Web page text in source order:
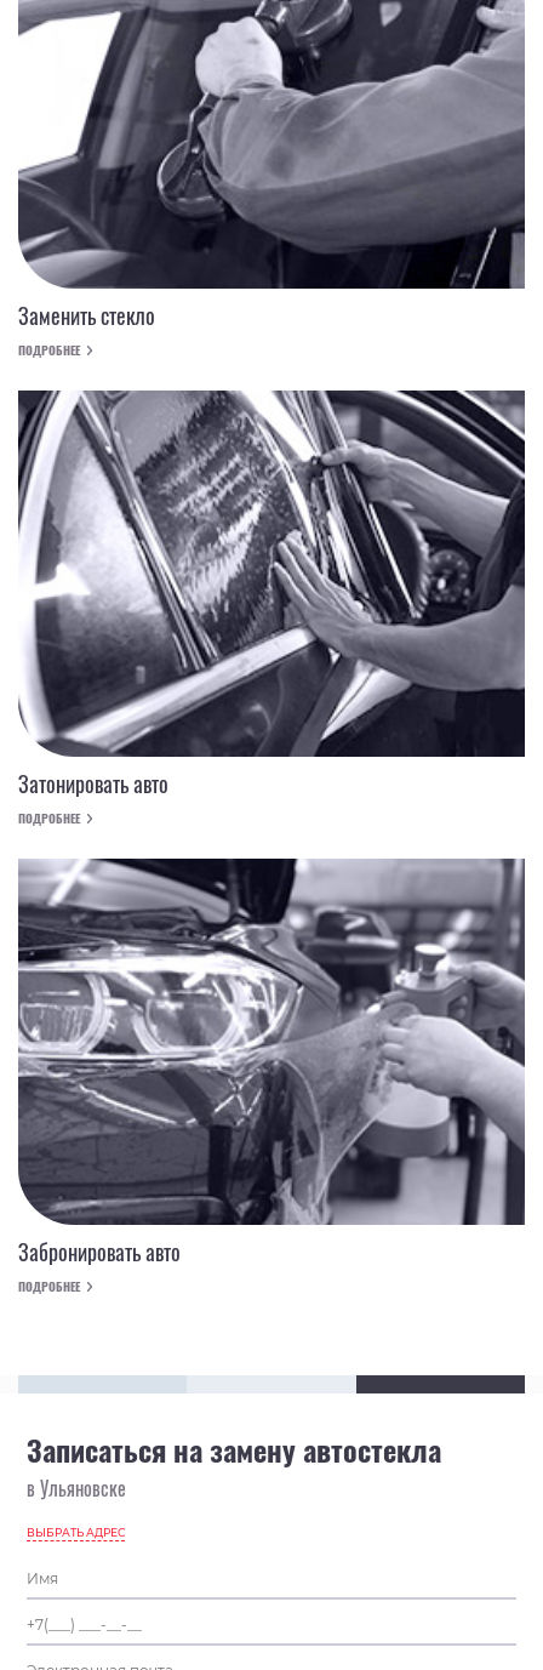
Заменить стекло
ПОДРОБНЕЕ
Затонировать авто
ПОДРОБНЕЕ
Забронировать авто
ПОДРОБНЕЕ
Записаться на замену автостекла
в Ульяновске
ВЫБРАТЬ АДРЕС